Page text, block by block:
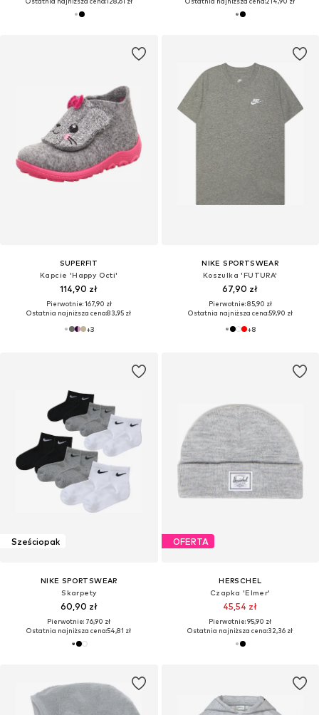
SUPERFIT
Kapcie 'Happy Octi'
114,90 zł
Pierwotnie: 167,90 zł
Ostatnia najniższa cena:83,95 zł
+3
NIKE SPORTSWEAR
Koszulka 'FUTURA'
67,90 zł
Pierwotnie: 85,90 zł
Ostatnia najniższa cena:59,90 zł
+8
Sześciopak
NIKE SPORTSWEAR
Skarpety
60,90 zł
Pierwotnie: 76,90 zł
Ostatnia najniższa cena:54,81 zł
OFERTA
HERSCHEL
Czapka 'Elmer'
45,54 zł
Pierwotnie: 95,90 zł
Ostatnia najniższa cena:32,36 zł